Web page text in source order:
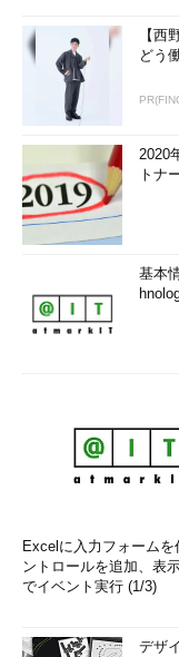
【
どう
2020
トナ
基本
Excelに入力フォームを
ントロールを追加、表
でイベント実行 (1/3)
デザ